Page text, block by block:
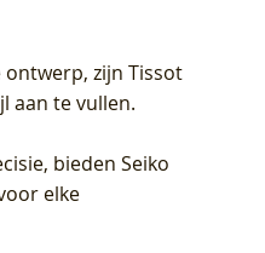
zijn Tissot
aan te vullen.
bieden Seiko
elke